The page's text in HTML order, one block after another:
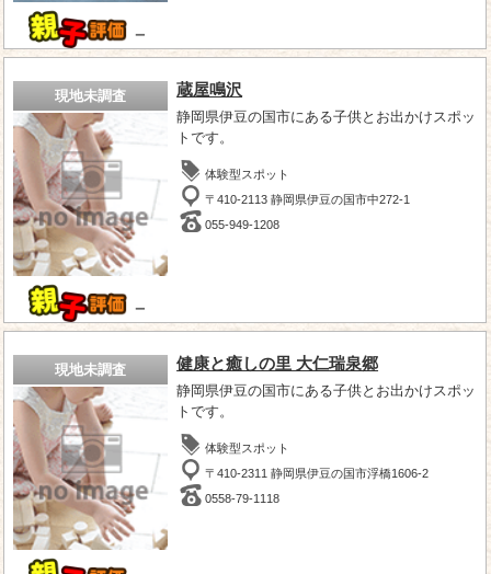
－
現地未調査
－
蔵屋鳴沢
静岡県伊豆の国市にある子供とお出かけスポッ
トです。
体験型スポット
〒410-2113 静岡県伊豆の国市中272-1
055-949-1208
現地未調査 健康と癒しの里 大仁瑞泉郷
静岡県伊豆の国市にある子供とお出かけスポッ
トです。
体験型スポット
〒410-2311 静岡県伊豆の国市浮橋1606-2
0558-79-1118